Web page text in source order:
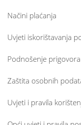
Načini plaćanja
Uvjeti iskorištavanja
Podnošenje prigovora
Zaštita osobnih
Uvjeti i pravila